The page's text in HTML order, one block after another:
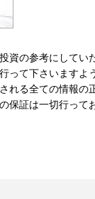
資の参考にしてい
って下さいますよ
る全ての情報の
証は一切行って